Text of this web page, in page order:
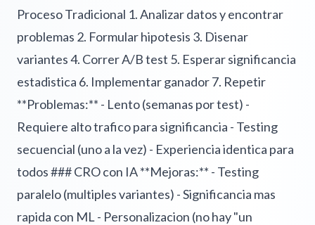
Proceso Tradicional 1. Analizar datos y encontrar
problemas 2. Formular hipotesis 3. Disenar
variantes 4. Correr A/B test 5. Esperar significancia
estadistica 6. Implementar ganador 7. Repetir
**Problemas:** - Lento (semanas por test) -
Requiere alto trafico para significancia - Testing
secuencial (uno a la vez) - Experiencia identica para
todos ### CRO con IA **Mejoras:** - Testing
paralelo (multiples variantes) - Significancia mas
rapida con ML - Personalizacion (no hay "un